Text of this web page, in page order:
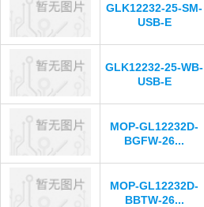
GLK12232-25-SM-
USB-E
GLK12232-25-WB-
USB-E
MOP-GL12232D-
BGFW-26...
MOP-GL12232D-
BBTW-26...